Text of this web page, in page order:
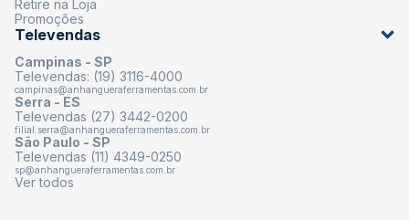
Retire na Loja
Promoções
Televendas
Campinas - SP
Televendas: (19) 3116-4000
campinas@anhangueraferramentas.com.br
Serra - ES
Televendas (27) 3442-0200
filial.serra@anhangueraferramentas.com.br
São Paulo - SP
Televendas (11) 4349-0250
sp@anhangueraferramentas.com.br
Ver todos